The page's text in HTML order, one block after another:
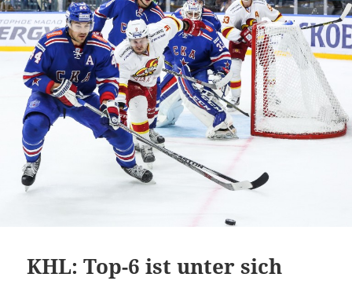
KHL: Top-6 ist unter sich